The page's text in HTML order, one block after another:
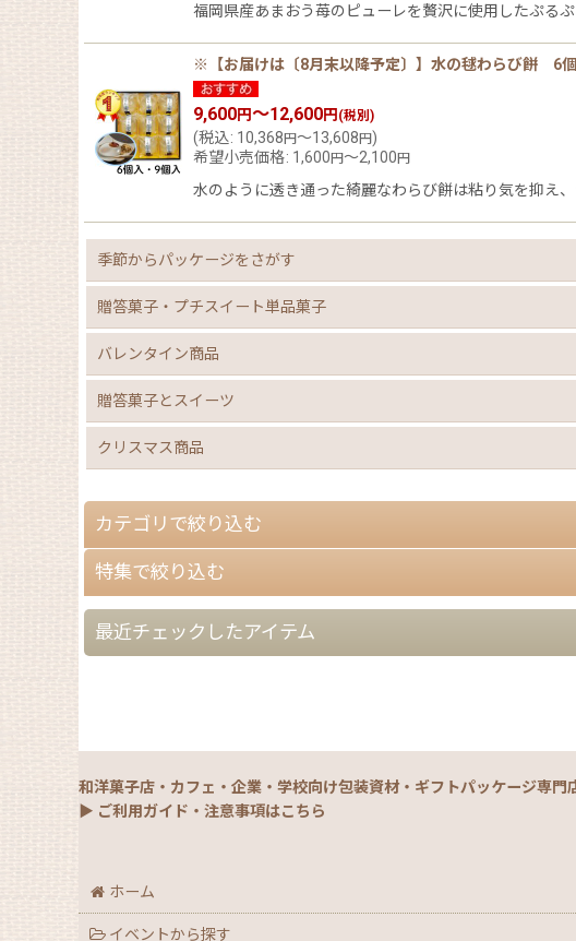
福岡県産あまおう苺のピューレを贅沢に使用したぷる
※【お届けは〔8月末以降予定〕】水の毬わらび餅
9,600円～12,600円(税別)
(税込: 10,368円～13,608円)
希望小売価格: 1,600円～2,100円
水のように透き通った綺麗なわらび餅は粘り気を抑え
季節からパッケージをさがす
贈答菓子・プチスイート単品菓子
バレンタイン商品
贈答菓子とスイーツ
クリスマス商品
カテゴリで絞り込む
洋菓子用
和菓子用
個装・小袋
お菓子缶・ギフト缶
特集で絞り込む
【夏】さわやかパッケージ
【銘菓撰29・秋冬】菓子単品・プチギフト
【秋】秋のおすすめパッケージ
最近チェックしたアイテム
和洋菓子店・カフェ・企業・学校向け包装資材・ギフトパッケージ専門
▶ ご利用ガイド・注意事項はこちら
ホーム
イベントから探す